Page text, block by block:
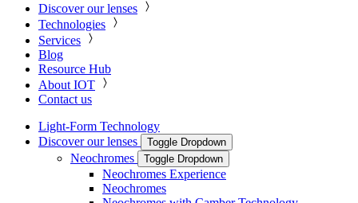
Discover our lenses
Technologies
Services
Blog
Resource Hub
About IOT
Contact us
Light-Form Technology
Discover our lenses
Toggle Dropdown
Neochromes Toggle Dropdown
Neochromes Experience
Neochromes